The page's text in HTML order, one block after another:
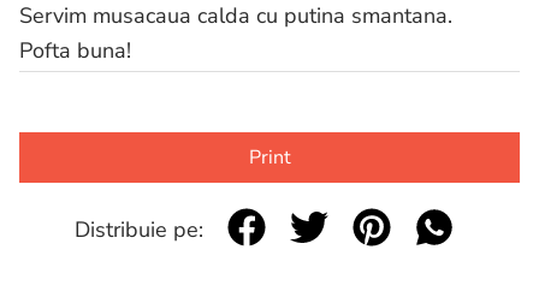
Servim musacaua calda cu putina smantana.
Pofta buna!
Print
Distribuie pe: